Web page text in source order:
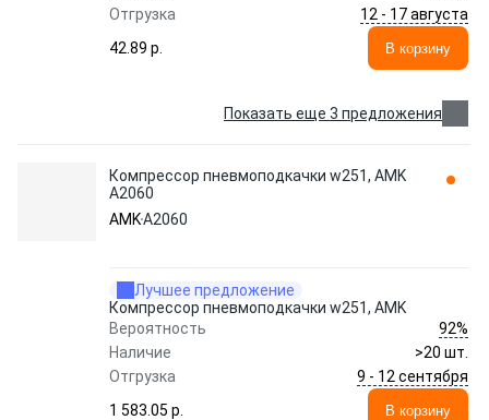
Отгрузка
12 - 17 августа
42.89 p.
В корзину
Показать еще 3 предложения
Компрессор пневмоподкачки w251, AMK
A2060
AMKA2060
Лучшее предложение
Компрессор пневмоподкачки w251, AMK
Вероятность
92%
Наличие
>20 шт.
Отгрузка
9 - 12 сентября
1 583.05 p.
В корзину